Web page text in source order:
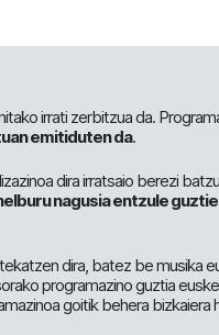
irrati zerbitzua da.
emitiduten da.
dira irratsaio berezi
nagusia entzule
dira, batez be musika
programazino guztia
goitik behera bizkaiera